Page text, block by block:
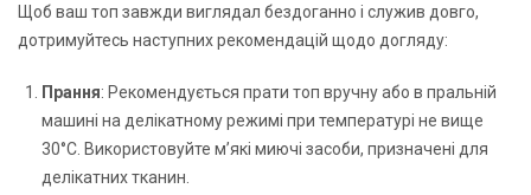
Щоб ваш топ завжди виглядал бездоганно і служив довго,
дотримуйтесь наступних рекомендацій щодо догляду:
Прання: Рекомендується прати топ вручну або в пральній
машині на делікатному режимі при температурі не вище
30°C. Використовуйте м’які миючі засоби, призначені для
делікатних тканин.